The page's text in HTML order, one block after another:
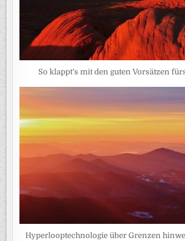
So klappt’s mit den guten Vorsätzen
Hyperlooptechnologie über Grenzen